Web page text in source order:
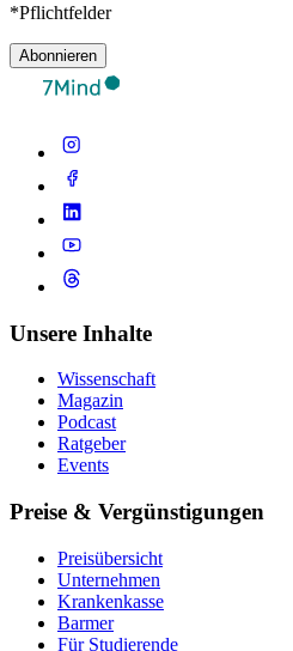
*Pflichtfelder
Abonnieren
Unsere Inhalte
Wissenschaft
Magazin
Podcast
Ratgeber
Events
Preise & Vergünstigungen
Preisübersicht
Unternehmen
Krankenkasse
Barmer
Für Studierende